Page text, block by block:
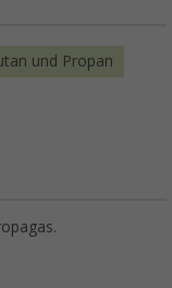
und Propan